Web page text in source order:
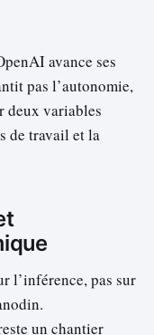
avance ses
pas l’autonomie,
deux variables
de travail et la
l’inférence, pas sur
un chantier